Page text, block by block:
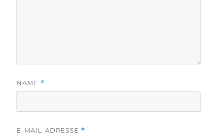
NAME *
E-MAIL-ADRESSE *